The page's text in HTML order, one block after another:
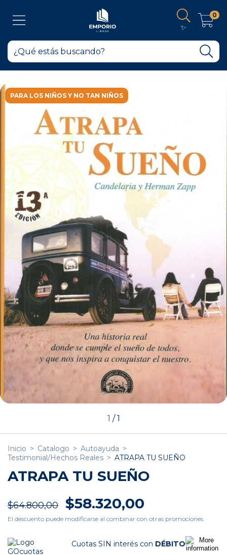
✨
0
PARA LOS NIÑOS Y NO TAN NIÑOS
1 /1
Inicio > Catalogo > Autoayuda >
Testimonial/Hechos Reales > ATRAPA TU SUEÑO
ATRAPA TU SUEÑO
$64.800,00 $58.320,00
El descuento puede modificarse al combinar con otras promociones.
Cuotas SIN interés con DÉBITO